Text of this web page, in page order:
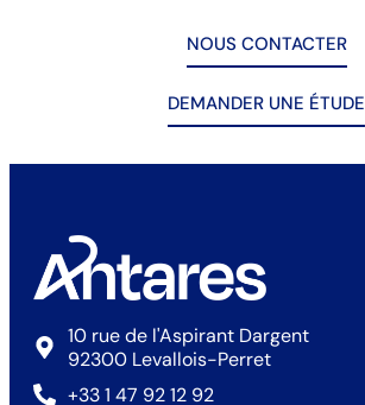
NOUS CONTACTER
DEMANDER UNE ÉTUDE
10 rue de l'Aspirant Dargent
92300 Levallois-Perret
+33 1 47 92 12 92